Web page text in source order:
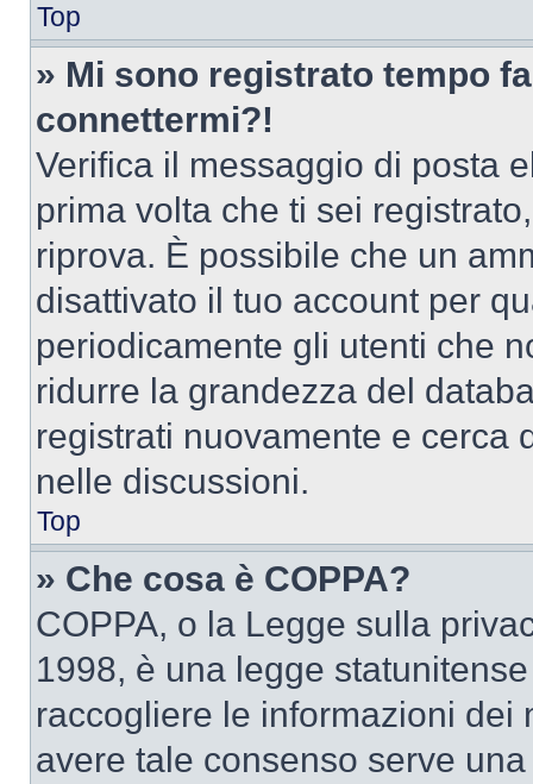
Top
» Mi sono registrato tempo
connettermi?!
Verifica il messaggio di posta
prima volta che ti sei
riprova. È possibile che un
disattivato il tuo account per
periodicamente gli utenti che
ridurre la grandezza del
registrati nuovamente e cerca
nelle discussioni.
Top
» Che cosa è COPPA?
COPPA, o la Legge sulla
1998, è una legge
raccogliere le informazioni dei
avere tale consenso serve